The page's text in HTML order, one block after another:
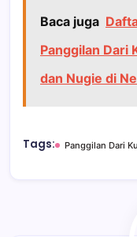
Baca juga
Panggilan Dari
dan Nugie di
Tags: Panggilan Dari